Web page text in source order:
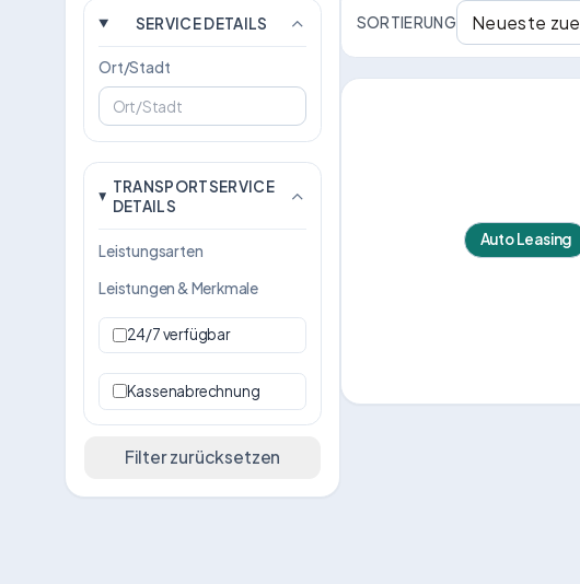
SERVICE DETAILS
Ort/Stadt
TRANSPORTSERVICE
DETAILS
Leistungsarten
Leistungen & Merkmale
24/7 verfügbar
Kassenabrechnung
Filter zurücksetzen
SORTIERUNG
Auto Leasing